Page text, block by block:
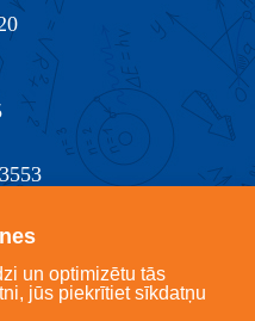
un optimizētu tās
jūs piekrītiet sīkdatņu